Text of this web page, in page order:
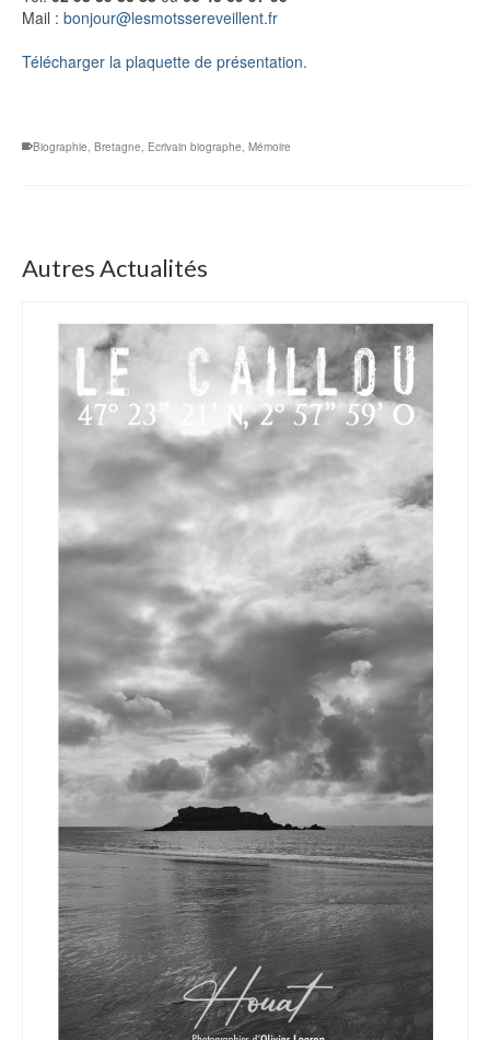
Mail : bonjour@lesmotssereveillent.fr
Télécharger la plaquette de présentation.
Biographie, Bretagne, Ecrivain biographe, Mémoire
Autres Actualités